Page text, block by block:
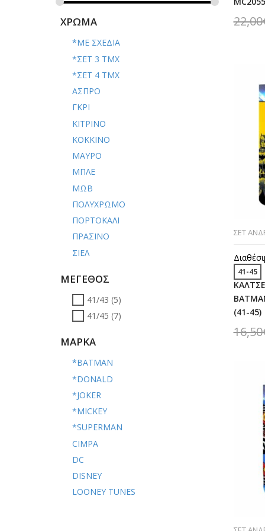
22,00
ΣΕΤ
41-45
(41-45)
16,50
ΧΡΩΜΑ
*ΜΕ ΣΧΕΔΙΑ
*ΣΕΤ 3 ΤΜΧ
*ΣΕΤ 4 ΤΜΧ
ΑΣΠΡΟ
ΓΚΡΙ
ΚΙΤΡΙΝΟ
ΚΟΚΚΙΝΟ
ΜΑΥΡΟ
ΜΠΛΕ
ΜΩΒ
ΠΟΛΥΧΡΩΜΟ
ΠΟΡΤΟΚΑΛΙ
ΠΡΑΣΙΝΟ
ΣΙΕΛ
ΜΕΓΕΘΟΣ
41/43 (5)
41/45 (7)
ΜΑΡΚΑ
*BATMAN
*DONALD
*JOKER
*MICKEY
*SUPERMAN
CIMPA
DC
DISNEY
LOONEY TUNES